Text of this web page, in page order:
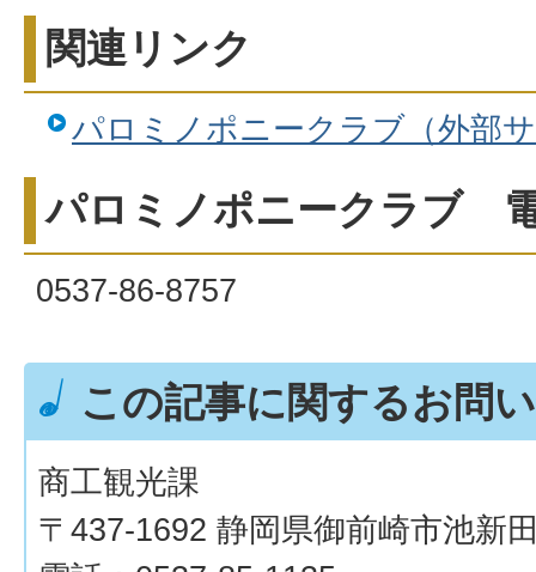
関連リンク
パロミノポニークラブ（外部
パロミノポニークラブ
0537-86-8757
この記事に関するお問
商工観光課
〒437-1692 静岡県御前崎市池新